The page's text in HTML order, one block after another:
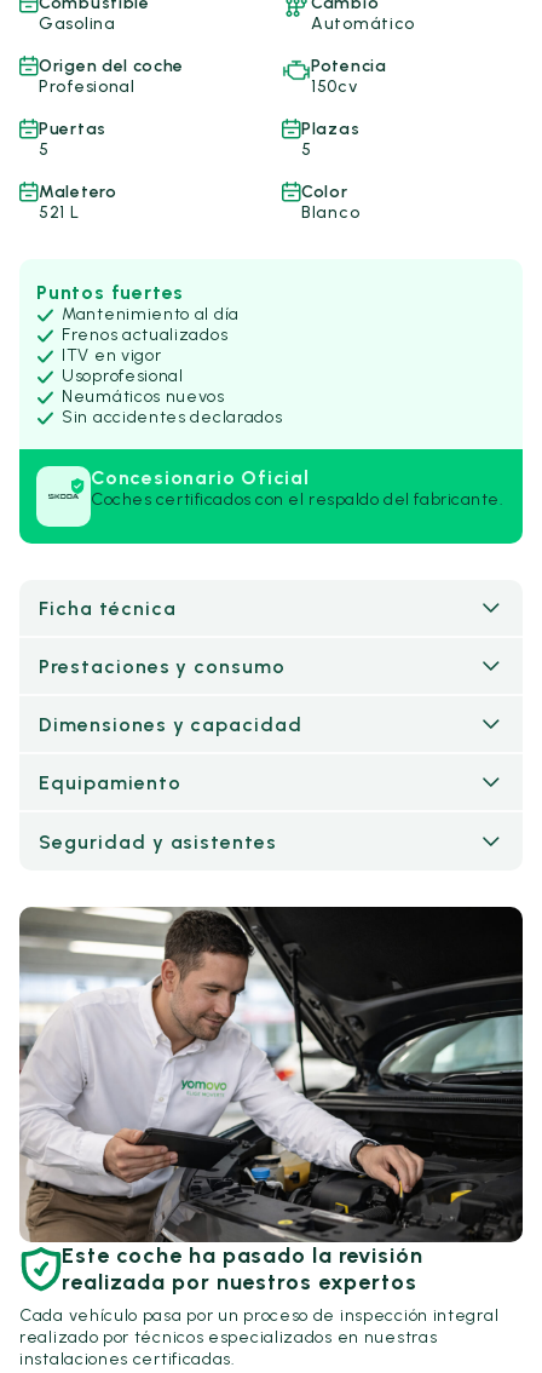
Gasolina
Automático
Origen del coche
Profesional
Potencia
150cv
Puertas
5
Plazas
5
Maletero
521 L
Color
Blanco
Puntos fuertes
Mantenimiento al día
Frenos actualizados
ITV en vigor
Usoprofesional
Neumáticos nuevos
Sin accidentes declarados
Concesionario Oficial
Coches certificados con el respaldo del fabricante.
Ficha técnica
Prestaciones y consumo
Dimensiones y capacidad
Equipamiento
Seguridad y asistentes
Este coche ha pasado la revisión
realizada por nuestros expertos
Cada vehículo pasa por un proceso de inspección integral
realizado por técnicos especializados en nuestras
instalaciones certificadas.